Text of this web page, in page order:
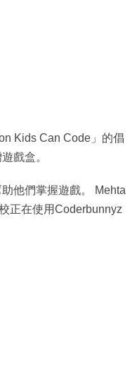
Kids Can Code」的倡
戲盒。
他們掌握遊戲。 Mehta
正在使用Coderbunnyz